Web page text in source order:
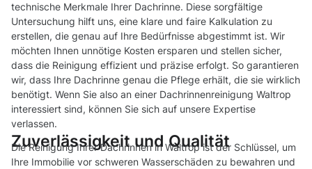
technische Merkmale Ihrer Dachrinne. Diese sorgfältige
Untersuchung hilft uns, eine klare und faire Kalkulation zu
erstellen, die genau auf Ihre Bedürfnisse abgestimmt ist. Wir
möchten Ihnen unnötige Kosten ersparen und stellen sicher,
dass die Reinigung effizient und präzise erfolgt. So garantieren
wir, dass Ihre Dachrinne genau die Pflege erhält, die sie wirklich
benötigt. Wenn Sie also an einer Dachrinnenreinigung Waltrop
interessiert sind, können Sie sich auf unsere Expertise
verlassen.
Zuverlässigkeit und Qualität
Die Reinigung Ihrer Dachrinnen in Waltrop ist der Schlüssel, um
Ihre Immobilie vor schweren Wasserschäden zu bewahren und